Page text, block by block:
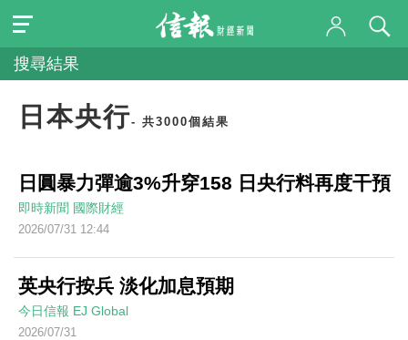
搜尋結果
日本央行- 共3000個結果
日圓暴力彈逾3%升穿158 日央行料再度干預
即時新聞 國際財經
2026/07/31 12:44
英央行按兵 淡化加息預期
今日信報 EJ Global
2026/07/31